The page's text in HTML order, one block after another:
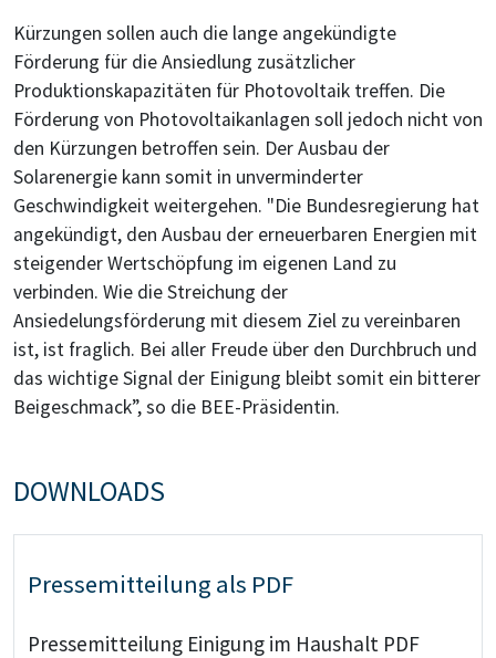
Kürzungen sollen auch die lange angekündigte
Förderung für die Ansiedlung zusätzlicher
Produktionskapazitäten für Photovoltaik treffen. Die
Förderung von Photovoltaikanlagen soll jedoch nicht von
den Kürzungen betroffen sein. Der Ausbau der
Solarenergie kann somit in unverminderter
Geschwindigkeit weitergehen. "Die Bundesregierung hat
angekündigt, den Ausbau der erneuerbaren Energien mit
steigender Wertschöpfung im eigenen Land zu
verbinden. Wie die Streichung der
Ansiedelungsförderung mit diesem Ziel zu vereinbaren
ist, ist fraglich. Bei aller Freude über den Durchbruch und
das wichtige Signal der Einigung bleibt somit ein bitterer
Beigeschmack”, so die BEE-Präsidentin.
DOWNLOADS
Pressemitteilung als PDF
Pressemitteilung Einigung im Haushalt PDF